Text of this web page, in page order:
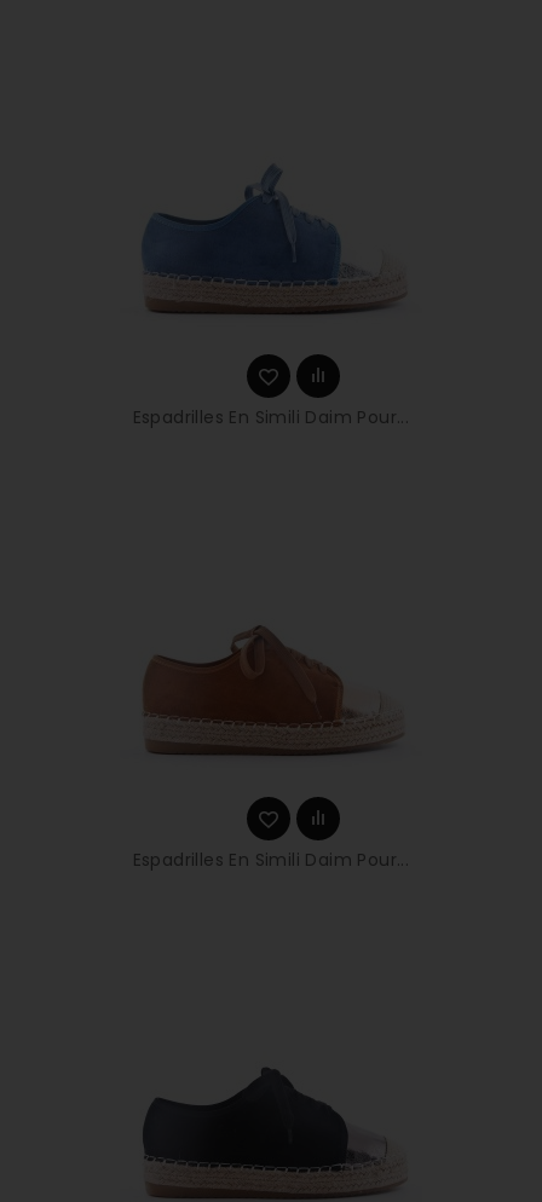
Espadrilles En Simili Daim Pour...
Espadrilles En Simili Daim Pour...